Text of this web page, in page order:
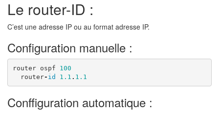
Le router-ID :
C’est une adresse IP ou au format adresse IP.
Configuration manuelle :
router ospf
100
router- id 1.1 . 1.1
Conffiguration automatique :